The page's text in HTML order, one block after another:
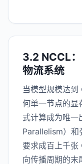
3.2 NCCL
物流系统
当模型规模达
何单一节点的显
式计算成为唯一
Parallelism）和
要求成百上千
向传播周期的末